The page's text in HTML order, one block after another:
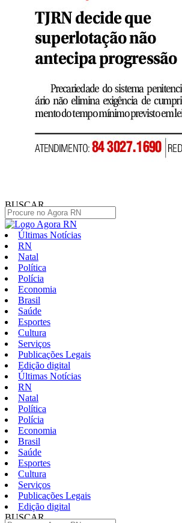
BUSCAR
Últimas Notícias
RN
Natal
Política
Polícia
Economia
Brasil
Saúde
Esportes
Cultura
Serviços
Publicações Legais
Edição digital
Últimas Notícias
RN
Natal
Política
Polícia
Economia
Brasil
Saúde
Esportes
Cultura
Serviços
Publicações Legais
Edição digital
BUSCAR